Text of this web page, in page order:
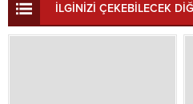
İLGİNİZİ ÇEKEBİLECEK